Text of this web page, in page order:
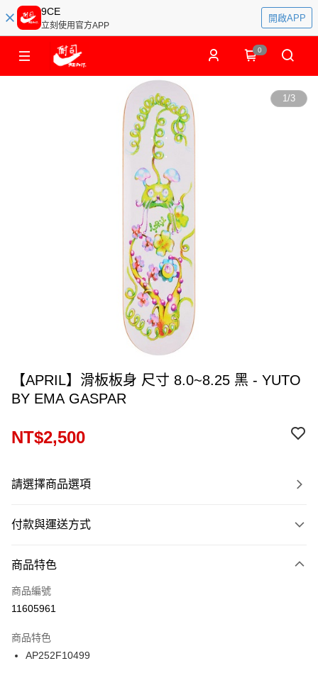
9CE
立刻使用官方APP
開啟APP
0
1/3
【APRIL】滑板板身 尺寸 8.0~8.25 黑 - YUTO
BY EMA GASPAR
NT$2,500
請選擇商品選項
付款與運送方式
信用卡一次付款
LINE Pay
街口支付
商品特色
商品編號
11605961
商品特色
AP252F10499